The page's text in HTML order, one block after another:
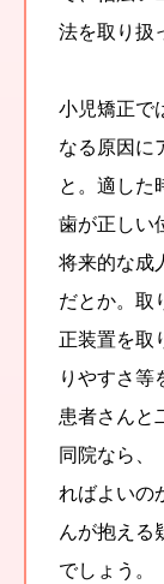
法を取り扱
小児矯正で
なる原因に
と。適した
歯が正しい
将来的な成
だとか。取
正装置を取
りやすさ等
患者さんと
同院なら、
ればよいの
んが抱える
でしょう。